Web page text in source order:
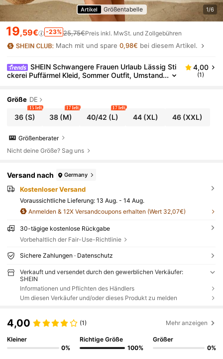
Artikel Größentabelle 1/6
19,59€ -23% 25,75€Preis inkl. MwSt. und Zollgebühren
Mach mit und spare0,98€ bei diesem Artikel.
SHEIN Schwangere Frauen Urlaub Lässig Sti
ckerei Puffärmel Kleid, Sommer Outfit, Umstand
4,00
(1)
Größe DE
36(S)
15 left
38 (M)
17 left
40/42 (L)
17 left
44(XL) 46 (XXL)
Größenberater
Nicht deine Größe? Sag uns
Versand nach Germany
Kostenloser Versand
Voraussichtliche Lieferung: 13 Aug. - 14 Aug.
Anmelden & 12X Versandcoupons erhalten (Wert 32,07€)
30-tägige kostenlose Rückgabe
Vorbehaltlich der Fair-Use-Richtlinie
Sichere Zahlungen · Datenschutz
Verkauft und versendet durch den gewerblichen Verkäufer:
SHEIN
Informationen und Pflichten des Händlers
Um diesen Verkäufer und/oder dieses Produkt zu melden
4,00 (1) Mehr anzeigen
Kleiner
0%
Richtige Größe
100%
Größer
0%